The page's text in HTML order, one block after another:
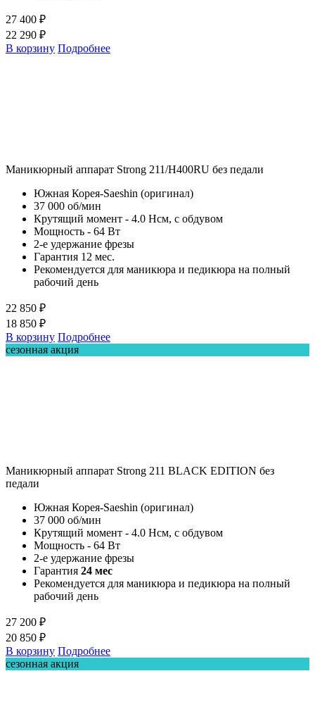
27 400 ₽
22 290 ₽
В корзину Подробнее
Маникюрный аппарат Strong 211/H400RU без педали
Южная Корея-Saeshin (оригинал)
37 000 об/мин
Крутящий момент - 4.0 Нсм, с обдувом
Мощность - 64 Вт
2-е удержание фрезы
Гарантия 12 мес.
Рекомендуется для маникюра и педикюра на полный
рабочий день
22 850 ₽
18 850 ₽
В корзину Подробнее
сезонная акция
Маникюрный аппарат Strong 211 BLACK EDITION без
педали
Южная Корея-Saeshin (оригинал)
37 000 об/мин
Крутящий момент - 4.0 Нсм, с обдувом
Мощность - 64 Вт
2-е удержание фрезы
Гарантия 24 мес
Рекомендуется для маникюра и педикюра на полный
рабочий день
27 200 ₽
20 850 ₽
В корзину Подробнее
сезонная акция